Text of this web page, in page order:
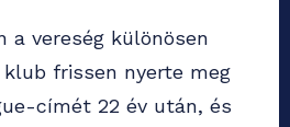
a vereség különösen
frissen nyerte meg
címét 22 év után, és